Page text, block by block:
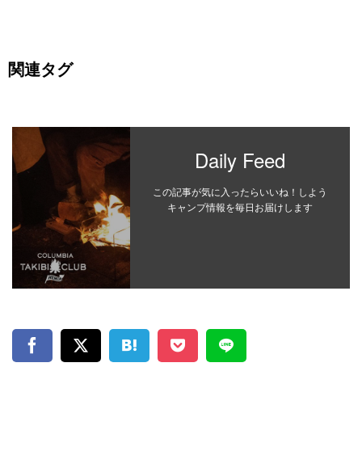
関連タグ
Daily Feed
この記事が気に入ったらいいね！しよう
キャンプ情報を毎日お届けします